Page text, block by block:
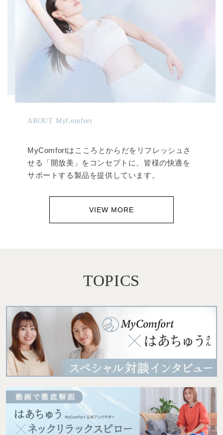
ABOUT MyComfort
MyComfortはこころとからだをリフレッシュさ
せる「開放美」をコンセプトに、皆様の快適を
サポートする製品を提供しています。
VIEW MORE
TOPICS